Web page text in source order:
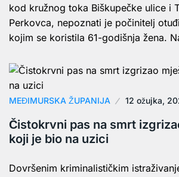
kod kružnog toka Biškupečke ulice i
Perkovca, nepoznati je počinitelj
kojim se koristila 61-godišnja žena.
MEĐIMURSKA ŽUPANIJA 12 ožujka,
Čistokrvni pas na smrt
koji je bio na uzici
Dovršenim kriminalističkim